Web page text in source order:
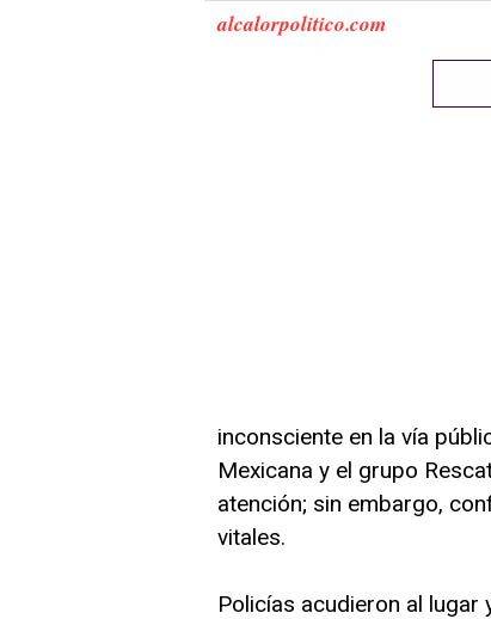
alcalorpolitico.com
inconsciente en la vía
Mexicana y el grupo
atención; sin embargo,
vitales.
Policías acudieron al